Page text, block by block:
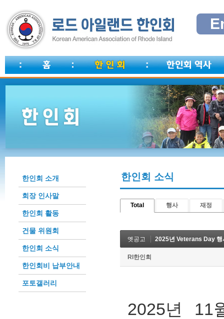
한인회 소개
회장 인사말
한인회 활동
건물 위원회
한인회 소식
한인회비 납부안내
포토갤러리
한인회 소식
Total 행사 재정
옛공고 2025년 Veterans Day 행
RI한인회
2025년 11